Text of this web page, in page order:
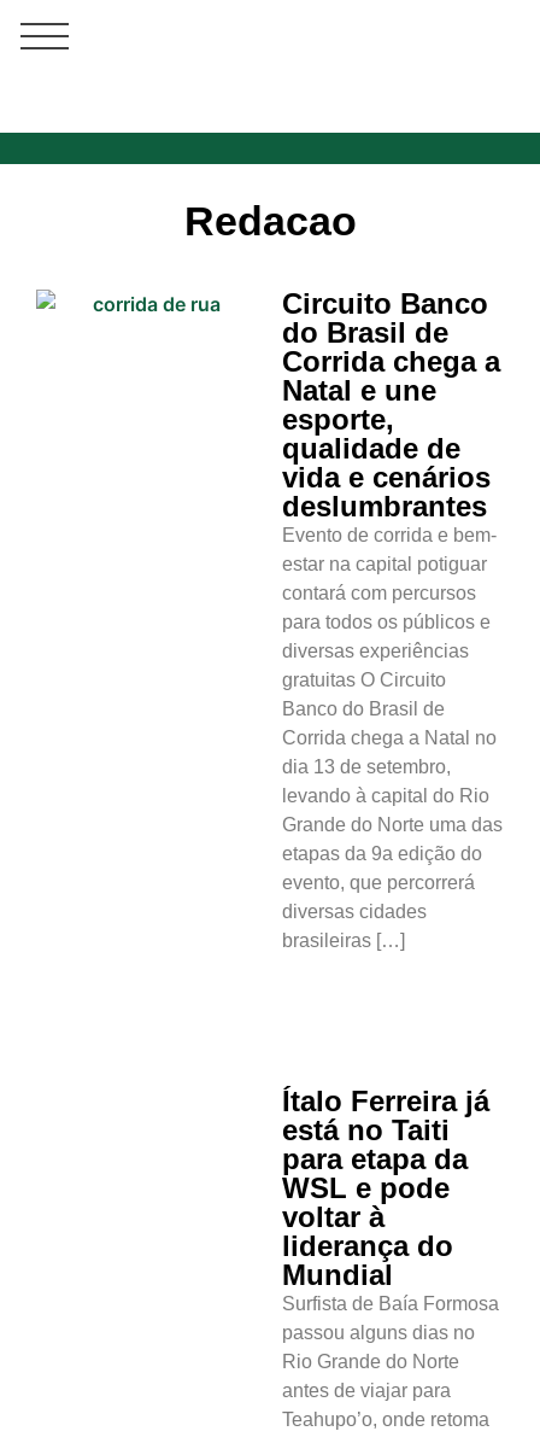
Redacao
Circuito Banco
do Brasil de
Corrida chega a
Natal e une
esporte,
qualidade de
vida e cenários
deslumbrantes
Evento de corrida e bem-
estar na capital potiguar
contará com percursos
para todos os públicos e
diversas experiências
gratuitas O Circuito
Banco do Brasil de
Corrida chega a Natal no
dia 13 de setembro,
levando à capital do Rio
Grande do Norte uma das
etapas da 9a edição do
evento, que percorrerá
diversas cidades
brasileiras […]
Ítalo Ferreira já
está no Taiti
para etapa da
WSL e pode
voltar à
liderança do
Mundial
Surfista de Baía Formosa
passou alguns dias no
Rio Grande do Norte
antes de viajar para
Teahupo’o, onde retoma